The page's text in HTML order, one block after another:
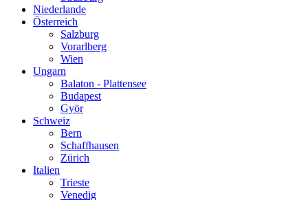
Niederlande
Österreich
Salzburg
Vorarlberg
Wien
Ungarn
Balaton - Plattensee
Budapest
Györ
Schweiz
Bern
Schaffhausen
Zürich
Italien
Trieste
Venedig